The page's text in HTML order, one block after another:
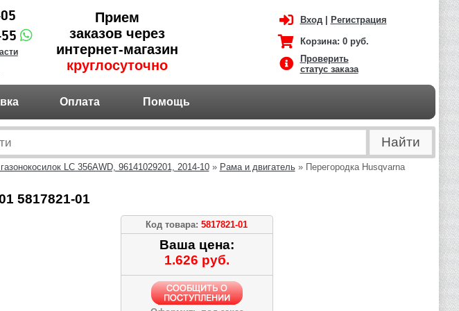
Прием
заказов через
интернет-магазин
круглосуточно
Вход| Регистрация
Корзина: 0 руб.
Проверить
статус заказа
Оплата Помощь
LC 356AWD, 96141029201, 2014-10» Рама и двигатель» Перегородка Husqvarna
5817821-01
Код товара: 5817821-01
Ваша цена:
1.626 руб.